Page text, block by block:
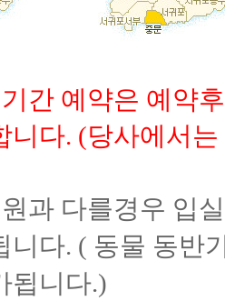
간 예약은 예약
니다. (당사에서
과 다를경우 입
니다. ( 동물 동반
됩니다.)